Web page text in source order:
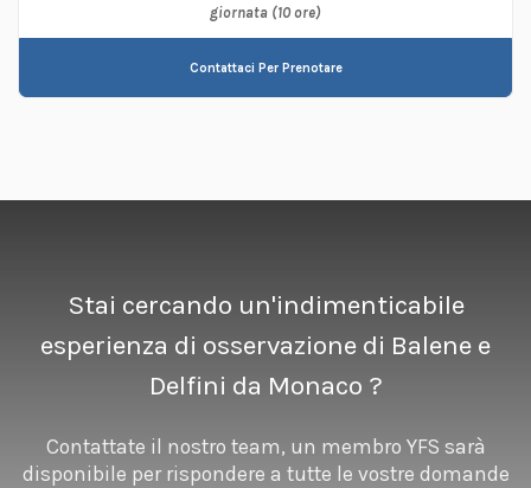
giornata (10 ore)
Contattaci Per Prenotare
Stai cercando un'indimenticabile
esperienza di osservazione di Balene e
Delfini da Monaco ?
Contattate il nostro team, un membro YFS sarà
disponibile per rispondere a tutte le vostre domande